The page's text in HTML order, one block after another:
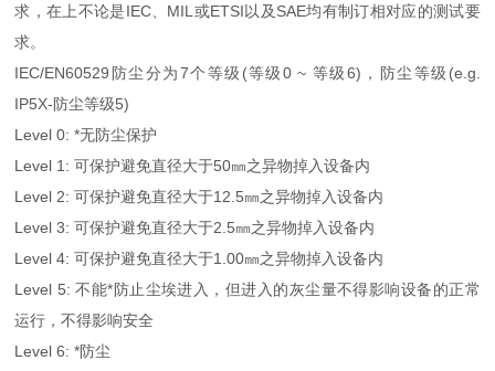
求，在上不论是IEC、MIL或ETSI以及SAE均有制订相对应的测试要
求。
IEC/EN60529防尘分为7个等级(等级0 ~ 等级6)，防尘等级(e.g.
IP5X-防尘等级5)
Level 0: *无防尘保护
Level 1: 可保护避免直径大于50㎜之异物掉入设备内
Level 2: 可保护避免直径大于12.5㎜之异物掉入设备内
Level 3: 可保护避免直径大于2.5㎜之异物掉入设备内
Level 4: 可保护避免直径大于1.00㎜之异物掉入设备内
Level 5: 不能*防止尘埃进入，但进入的灰尘量不得影响设备的正常
运行，不得影响安全
Level 6: *防尘